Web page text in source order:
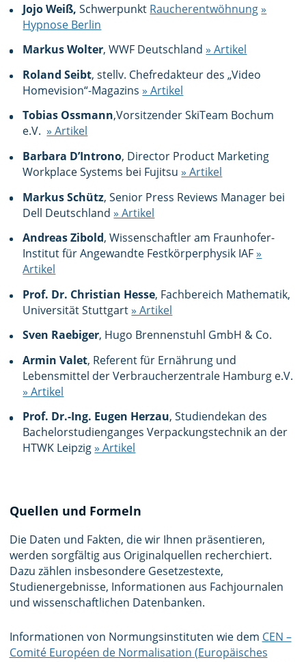
Jojo Weiß, Schwerpunkt Raucherentwöhnung »
Hypnose Berlin
Markus Wolter, WWF Deutschland» Artikel
Roland Seibt, stellv. Chefredakteur des „Video
Homevision“-Magazins» Artikel
Tobias Ossmann,Vorsitzender SkiTeam Bochum
e.V.» Artikel
Barbara D’Introno, Director Product Marketing
Workplace Systems bei Fujitsu» Artikel
Markus Schütz, Senior Press Reviews Manager bei
Dell Deutschland» Artikel
Andreas Zibold, Wissenschaftler am Fraunhofer-
Institut für Angewandte Festkörperphysik IAF»
Artikel
Prof. Dr. Christian Hesse, Fachbereich Mathematik,
Universität Stuttgart» Artikel
Sven Raebiger, Hugo Brennenstuhl GmbH & Co.
Armin Valet, Referent für Ernährung und
Lebensmittel der Verbraucherzentrale Hamburg e.V.
» Artikel
Prof. Dr.-Ing. Eugen Herzau, Studiendekan des
Bachelorstudienganges Verpackungstechnik an der
HTWK Leipzig» Artikel
Quellen und Formeln
Die Daten und Fakten, die wir Ihnen präsentieren,
werden sorgfältig aus Originalquellen recherchiert.
Dazu zählen insbesondere Gesetzestexte,
Studienergebnisse, Informationen aus Fachjournalen
und wissenschaftlichen Datenbanken.
Informationen von Normungsinstituten wie dem CEN –
Comité Européen de Normalisation (Europäisches